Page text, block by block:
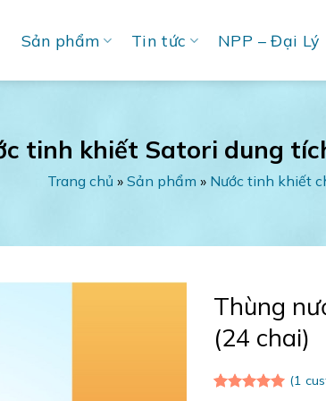
Sản phẩm Tin tức NPP – Đại Lý
tinh khiết Satori dung
Trang chủ » Sản phẩm » Nước tinh khiết
Thùng
(24 chai)
(1